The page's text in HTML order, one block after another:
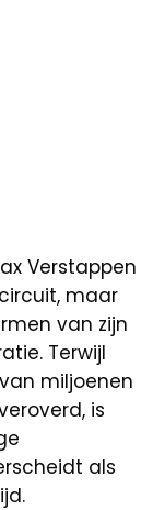
Verstappen
maar
van zijn
Terwijl
miljoenen
is
als